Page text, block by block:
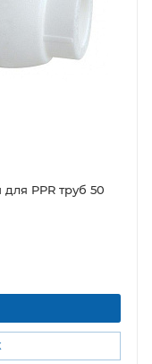
PPR труб 50